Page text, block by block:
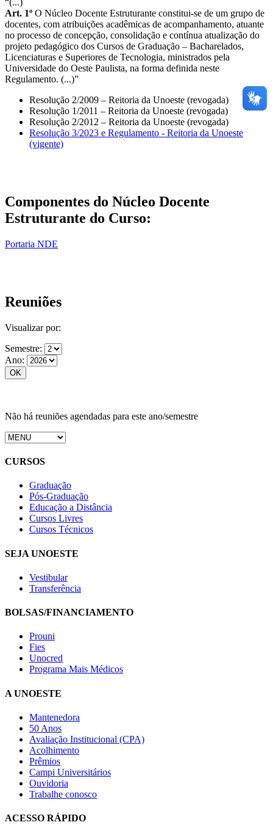
“(...)
Art. 1º O Núcleo Docente Estruturante constitui-se de um grupo de
docentes, com atribuições acadêmicas de acompanhamento, atuante
no processo de concepção, consolidação e contínua atualização do
projeto pedagógico dos Cursos de Graduação – Bacharelados,
Licenciaturas e Superiores de Tecnologia, ministrados pela
Universidade do Oeste Paulista, na forma definida neste
Regulamento. (...)”
Resolução 2/2009 – Reitoria da Unoeste (revogada)
Resolução 1/2011 – Reitoria da Unoeste (revogada)
Resolução 2/2012 – Reitoria da Unoeste (revogada)
Resolução 3/2023 e Regulamento - Reitoria da Unoeste
(vigente)
Componentes do Núcleo Docente
Estruturante do Curso:
Portaria NDE
Reuniões
Visualizar por:
Semestre:
Ano:
Não há reuniões agendadas para este ano/semestre
CURSOS
Graduação
Pós-Graduação
Educação a Distância
Cursos Livres
Cursos Técnicos
SEJA UNOESTE
Vestibular
Transferência
BOLSAS/FINANCIAMENTO
Prouni
Fies
Unocred
Programa Mais Médicos
A UNOESTE
Mantenedora
50 Anos
Avaliação Institucional (CPA)
Acolhimento
Prêmios
Campi Universitários
Ouvidoria
Trabalhe conosco
ACESSO RÁPIDO